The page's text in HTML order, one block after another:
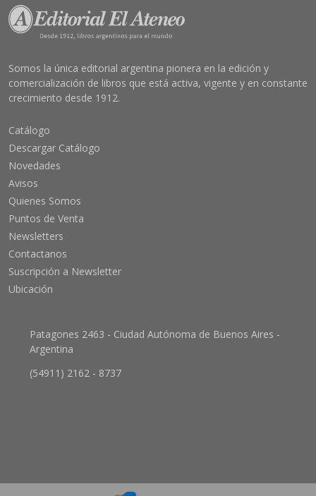
Somos la única editorial argentina pionera en la edición y
comercialización de libros que está activa, vigente y en constante
crecimiento desde 1912.
Catálogo
Descargar Catálogo
Novedades
Avisos
Quienes Somos
Puntos de Venta
Newsletters
Contactanos
Suscripción a Newsletter
Ubicación
Patagones 2463 - Ciudad Autónoma de Buenos Aires -
Argentina
(54911) 2162 - 8737